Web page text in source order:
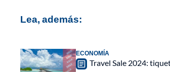
Lea, además:
ECONOMÍA
Travel Sale 2024: